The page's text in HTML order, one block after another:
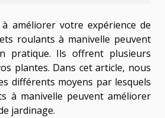
améliorer votre expérience de
roulants à manivelle peuvent
pratique. Ils offrent plusieurs
plantes. Dans cet article, nous
différents moyens par lesquels
à manivelle peuvent améliorer
jardinage.